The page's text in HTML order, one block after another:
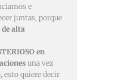
e
juntas, porque
alta
en
una vez
esto quiere decir